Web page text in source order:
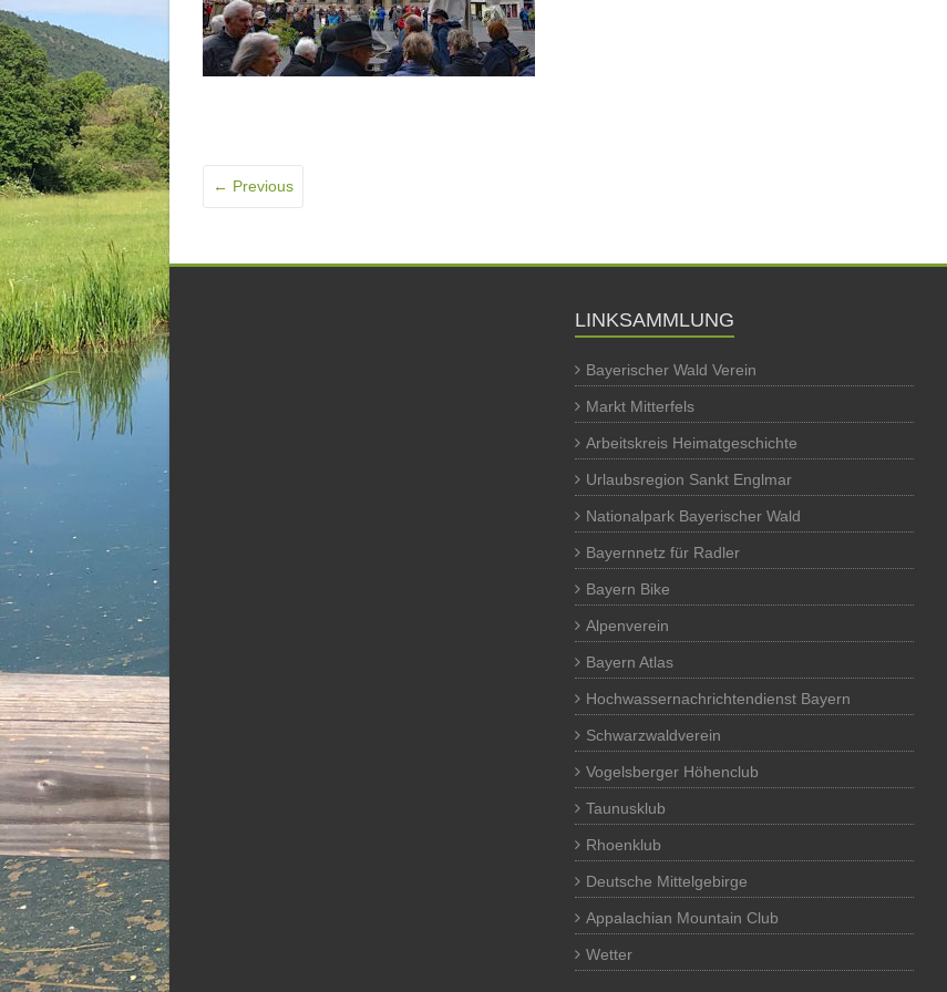
← Previous
LINKSAMMLUNG
Bayerischer Wald Verein
Markt Mitterfels
Arbeitskreis Heimatgeschichte
Urlaubsregion Sankt Englmar
Nationalpark Bayerischer Wald
Bayernnetz für Radler
Bayern Bike
Alpenverein
Bayern Atlas
Hochwassernachrichtendienst Bayern
Schwarzwaldverein
Vogelsberger Höhenclub
Taunusklub
Rhoenklub
Deutsche Mittelgebirge
Appalachian Mountain Club
Wetter